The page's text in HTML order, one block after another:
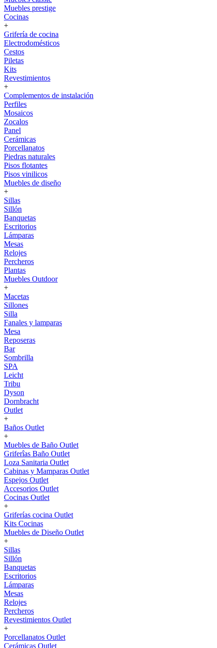
Muebles prestige
Cocinas
+
Grifería de cocina
Electrodomésticos
Cestos
Piletas
Kits
Revestimientos
+
Complementos de instalación
Perfiles
Mosaicos
Zocalos
Panel
Cerámicas
Porcellanatos
Piedras naturales
Pisos flotantes
Pisos vinilicos
Muebles de diseño
+
Sillas
Sillón
Banquetas
Escritorios
Lámparas
Mesas
Relojes
Percheros
Plantas
Muebles Outdoor
+
Macetas
Sillones
Silla
Fanales y lamparas
Mesa
Reposeras
Bar
Sombrilla
SPA
Leicht
Tribu
Dyson
Dornbracht
Outlet
+
Baños Outlet
+
Muebles de Baño Outlet
Griferîas Baño Outlet
Loza Sanitaria Outlet
Cabinas y Mamparas Outlet
Espejos Outlet
Accesorios Outlet
Cocinas Outlet
+
Griferías cocina Outlet
Kits Cocinas
Muebles de Diseño Outlet
+
Sillas
Sillón
Banquetas
Escritorios
Lámparas
Mesas
Relojes
Percheros
Revestimientos Outlet
+
Porcellanatos Outlet
Cerámicas Outlet